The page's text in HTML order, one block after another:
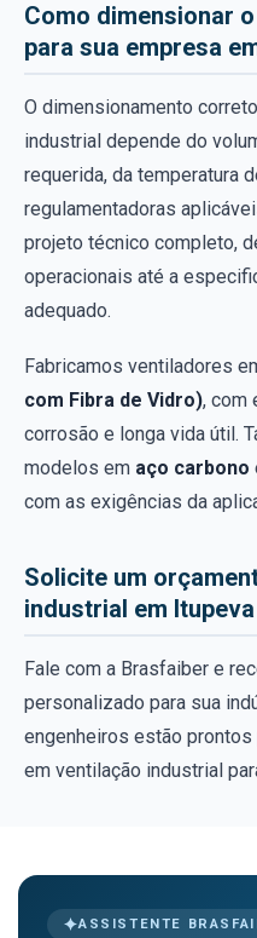
Como dimensionar
para sua empresa
O dimensionamento
industrial depende do
requerida, da temperatura
regulamentadoras
projeto técnico completo,
operacionais até a
adequado.
Fabricamos ventiladores
com Fibra de Vidro), com
corrosão e longa vida útil.
modelos em aço carbono
com as exigências da
Solicite um
industrial em Itupeva
Fale com a Brasfaiber e
personalizado para sua
engenheiros estão prontos
em ventilação industrial
ASSISTENTE